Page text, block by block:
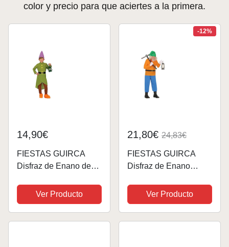
color y precio para que aciertes a la primera.
14,90€
FIESTAS GUIRCA
Disfraz de Enano de
Niño - Disfraz Infantil
de Gnomo del Bosque
Niño 7-9 años
Ver Producto
-12%
21,80€ 24,83€
FIESTAS GUIRCA
Disfraz de Enano
52-54Ver Producto